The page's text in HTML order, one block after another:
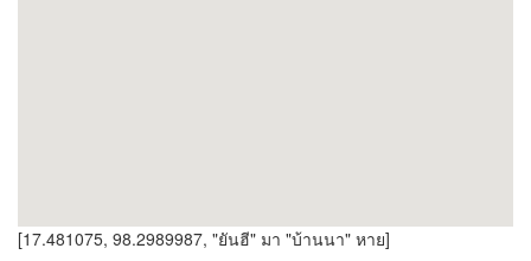
[17.481075, 98.2989987, "ยันฮี" มา "บ้านนา" หาย]